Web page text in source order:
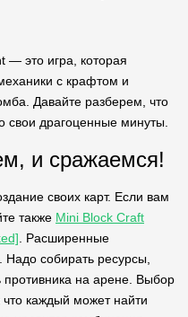
— это игра, которая
с крафтом и
Давайте разберем, что
свои драгоценные минуты.
и сражаемся!
своих карт. Если вам
также Mini Block Craft
. Расширенные
Надо собирать ресурсы,
на арене. Выбор
что каждый может найти